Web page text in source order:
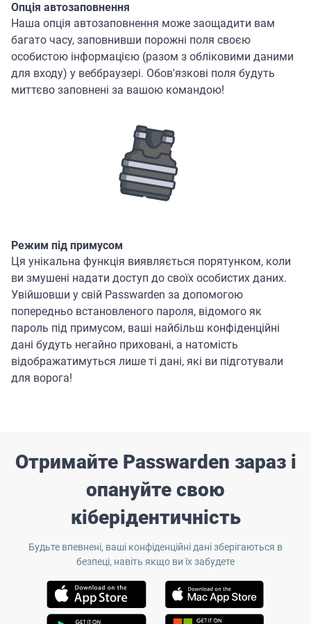
Опція автозаповнення
Наша опція автозаповнення може заощадити вам
багато часу, заповнивши порожні поля своєю
особистою інформацією (разом з обліковими даними
для входу) у веббраузері. Обов'язкові поля будуть
миттєво заповнені за вашою командою!
Режим під примусом
Ця унікальна функція виявляється порятунком, коли
ви змушені надати доступ до своїх особистих даних.
Увійшовши у свій Passwarden за допомогою
попередньо встановленого пароля, відомого як
пароль під примусом, ваші найбільш конфіденційні
дані будуть негайно приховані, а натомість
відображатимуться лише ті дані, які ви підготували
для ворога!
Отримайте Passwarden зараз і
опануйте свою
кіберідентичність
Будьте впевнені, ваші конфіденційні дані зберігаються в
безпеці, навіть якщо ви їх забудете